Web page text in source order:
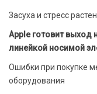
Засуха и стресс
Apple готовит выход
линейкой носимой
Ошибки при покупке
оборудования